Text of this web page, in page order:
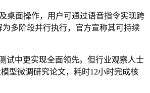
桌面操作，用户可通过语音指令实现跨
多阶段并行执行，官方宣称其可持续
试中更实现全面领先。但行业观察人士
型微调研究论文，耗时12小时完成核